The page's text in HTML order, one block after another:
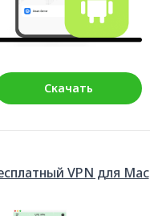
Скачать
VPN для Mac